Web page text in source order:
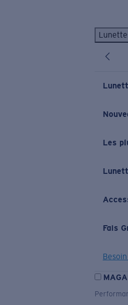
Les
Fais
LES PLUS RECHERCHÉS
Lunettes de soleil personnalisées